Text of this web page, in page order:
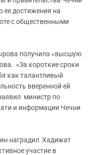
ее достижения на
с общественными
получила «высшую
«За короткие сроки
как талантливый
вверенной ей
министр по
и информации Чечни
наградил Хадижат
участие в